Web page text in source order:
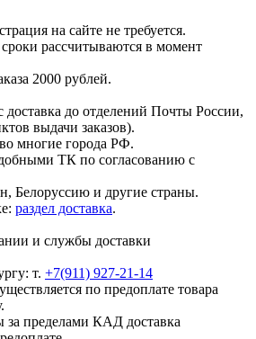
на сайте не требуется.
рассчитываются в момент
2000 рублей.
до отделений Почты России,
выдачи заказов).
многие города РФ.
ТК по согласованию с
Белоруссию и другие страны.
раздел доставка.
т. +7(911) 927-21-14
по предоплате товара
за пределами КАД доставка